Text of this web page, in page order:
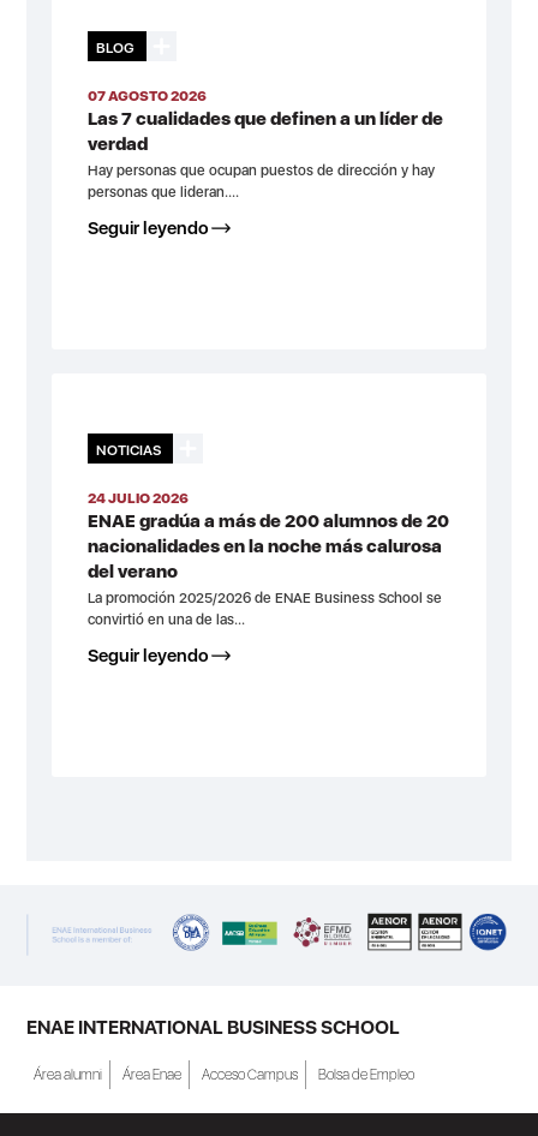
BLOG
07 AGOSTO 2026
Las 7 cualidades que definen a un líder de
verdad
Hay personas que ocupan puestos de dirección y hay
personas que lideran....
Seguir leyendo
NOTICIAS
24 JULIO 2026
ENAE gradúa a más de 200 alumnos de 20
nacionalidades en la noche más calurosa
del verano
La promoción 2025/2026 de ENAE Business School se
convirtió en una de las...
Seguir leyendo
ENAE INTERNATIONAL BUSINESS SCHOOL
Área alumni Área Enae Acceso Campus Bolsa de Empleo